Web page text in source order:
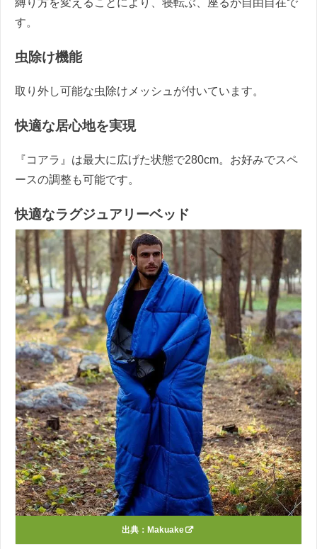
す。
虫除け機能
取り外し可能な虫除けメッシュが付いています。
快適な居心地を実現
『コアラ』は最大に広げた状態で280cm。お好みでスペ
ースの調整も可能です。
快適なラグジュアリーベッド
出典： Makuake